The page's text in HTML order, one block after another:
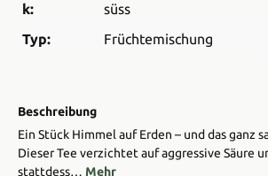
k:
süss
Typ:
Früchtemischung
Beschreibung
Ein Stück Himmel auf Erden – und das ganz
Dieser Tee verzichtet auf aggressive Säure
stattdess… Mehr